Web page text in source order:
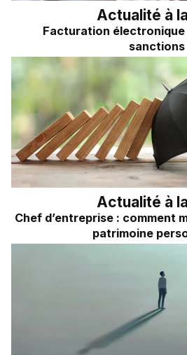
Actualité à
Facturation
sanctions
Actualité à
Chef d’entreprise : comment
patrimoine